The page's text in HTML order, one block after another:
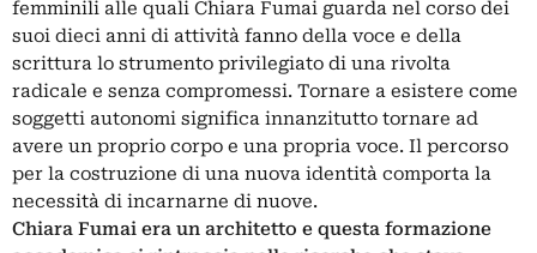
femminili alle quali Chiara Fumai guarda nel corso dei
suoi dieci anni di attività fanno della voce e della
scrittura lo strumento privilegiato di una rivolta
radicale e senza compromessi. Tornare a esistere come
soggetti autonomi significa innanzitutto tornare ad
avere un proprio corpo e una propria voce. Il percorso
per la costruzione di una nuova identità comporta la
necessità di incarnarne di nuove.
Chiara Fumai era un architetto e questa formazione